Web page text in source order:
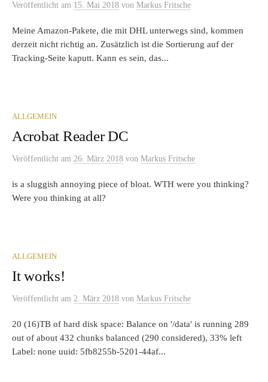
Veröffentlicht am 15. Mai 2018 von Markus Fritsche
Meine Amazon-Pakete, die mit DHL unterwegs sind, kommen
derzeit nicht richtig an. Zusätzlich ist die Sortierung auf der
Tracking-Seite kaputt. Kann es sein, das...
ALLGEMEIN
Acrobat Reader DC
Veröffentlicht am 26. März 2018 von Markus Fritsche
is a sluggish annoying piece of bloat. WTH were you thinking?
Were you thinking at all?
ALLGEMEIN
It works!
Veröffentlicht am 2. März 2018 von Markus Fritsche
20 (16)TB of hard disk space: Balance on '/data' is running 289
out of about 432 chunks balanced (290 considered), 33% left
Label: none uuid: 5fb8255b-5201-44af...